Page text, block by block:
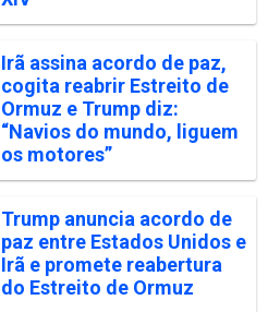
Irã assina acordo de paz,
cogita reabrir Estreito de
Ormuz e Trump diz:
“Navios do mundo, liguem
os motores”
Trump anuncia acordo de
paz entre Estados Unidos e
Irã e promete reabertura
do Estreito de Ormuz